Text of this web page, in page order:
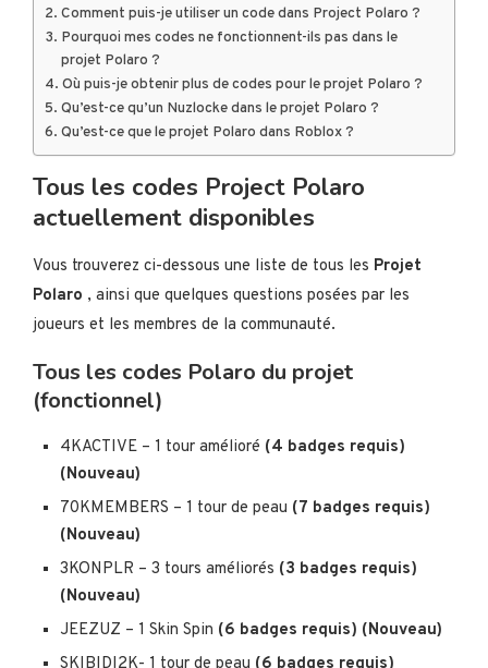
Comment puis-je utiliser un code dans Project Polaro ?
Pourquoi mes codes ne fonctionnent-ils pas dans le
projet Polaro ?
Où puis-je obtenir plus de codes pour le projet Polaro ?
Qu’est-ce qu’un Nuzlocke dans le projet Polaro ?
Qu’est-ce que le projet Polaro dans Roblox ?
Tous les codes Project Polaro
actuellement disponibles
Vous trouverez ci-dessous une liste de tous les Projet
Polaro , ainsi que quelques questions posées par les
joueurs et les membres de la communauté.
Tous les codes Polaro du projet
(fonctionnel)
4KACTIVE – 1 tour amélioré (4 badges requis)
(Nouveau)
70KMEMBERS – 1 tour de peau (7 badges requis)
(Nouveau)
3KONPLR – 3 tours améliorés (3 badges requis)
(Nouveau)
JEEZUZ – 1 Skin Spin (6 badges requis) (Nouveau)
SKIBIDI2K- 1 tour de peau (6 badges requis)